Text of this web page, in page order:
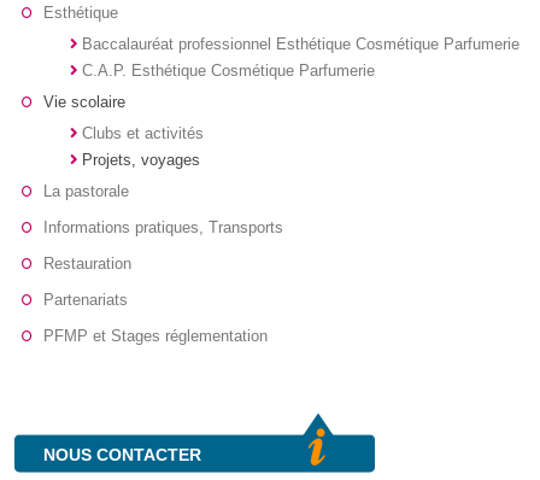
Esthétique
Baccalauréat professionnel Esthétique Cosmétique Parfumerie
C.A.P. Esthétique Cosmétique Parfumerie
Vie scolaire
Clubs et activités
Projets, voyages
La pastorale
Informations pratiques, Transports
Restauration
Partenariats
PFMP et Stages réglementation
NOUS CONTACTER